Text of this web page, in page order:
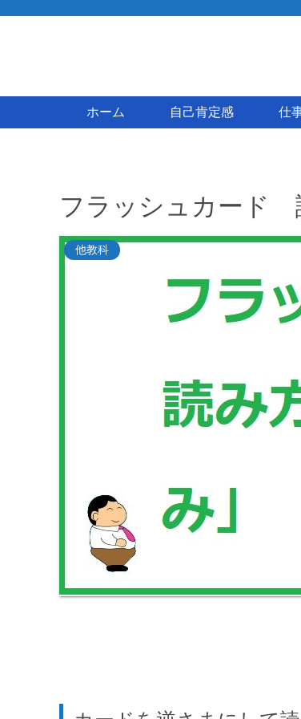
ホーム 自己肯定感 仕
フラッシュカード
他教科